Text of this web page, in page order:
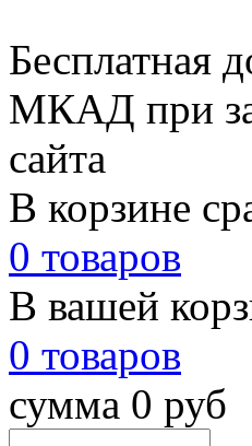
Бесплатная
МКАД при
сайта
В корзине
0 товаров
В вашей
0 товаров
сумма 0 руб